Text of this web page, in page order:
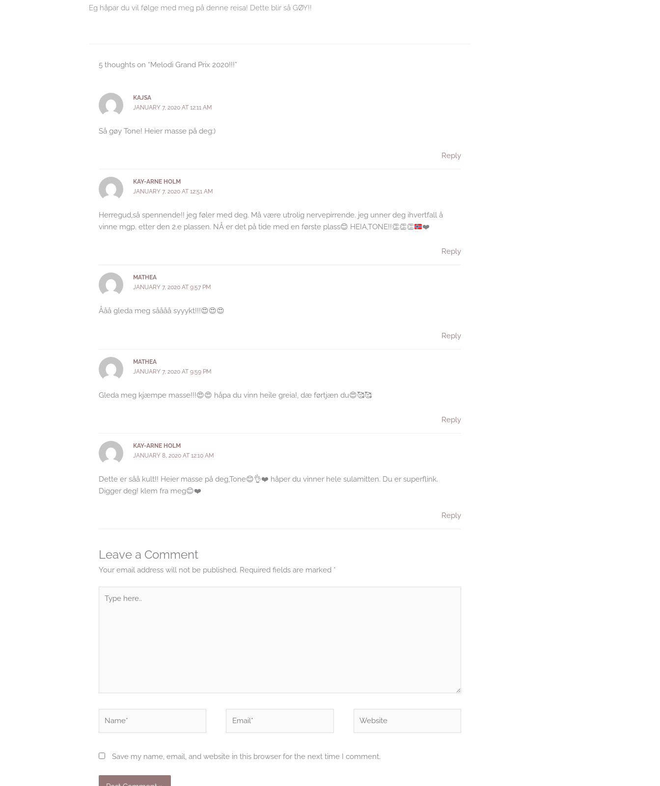
Eg håpar du vil følge med meg på denne reisa! Dette blir så GØY!!
5 thoughts on “Melodi Grand Prix 2020!!!”
KAJSA
JANUARY 7, 2020 AT 12:11 AM
Så gøy Tone! Heier masse på deg:)
Reply
KAY-ARNE HOLM
JANUARY 7, 2020 AT 12:51 AM
Herregud,så spennende!! jeg føler med deg. Må være utrolig nervepirrende. jeg unner deg ihvertfall å
vinne mgp. etter den 2.e plassen. NÅ er det på tide med en første plass😊 HEIA,TONE!!👏👏👏 ❤️
Reply
MATHEA
JANUARY 7, 2020 AT 9:57 PM
Ååå gleda meg såååå syyykt!!!😍😍😍
Reply
MATHEA
JANUARY 7, 2020 AT 9:59 PM
Gleda meg kjæmpe masse!!!😍😍 håpa du vinn heile greia!, dæ førtjæn du😍🥰🥰
Reply
KAY-ARNE HOLM
JANUARY 8, 2020 AT 12:10 AM
Dette er såå kult!! Heier masse på deg,Tone😊👌❤️ håper du vinner hele sulamitten. Du er superflink.
Digger deg! klem fra meg😊❤️
Reply
Leave a Comment
Your email address will not be published. Required fields are marked *
here..
Save my name, email, and website in this browser for the next time I comment.